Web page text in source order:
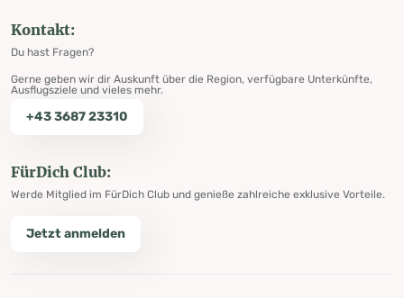
Kontakt:
Du hast Fragen?
Gerne geben wir dir Auskunft über die Region, verfügbare Unterkünfte,
Ausflugsziele und vieles mehr.
+43 3687 23310
FürDich Club:
Werde Mitglied im FürDich Club und genieße zahlreiche exklusive Vorteile.
Jetzt anmelden